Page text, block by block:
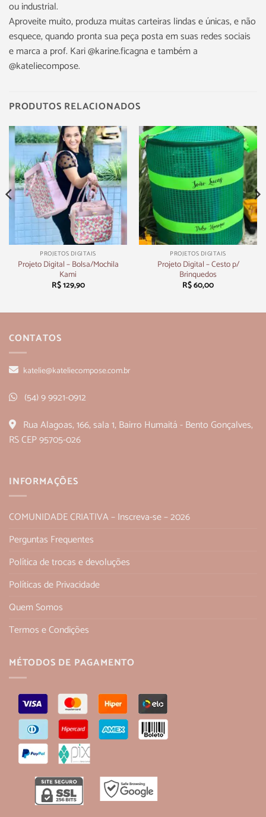
ou industrial.
Aproveite muito, produza muitas carteiras lindas e únicas, e não
esquece, quando pronta sua peça posta em suas redes sociais
e marca a prof. Kari @karine.ficagna e também a
@kateliecompose.
PRODUTOS RELACIONADOS
PROJETOS DIGITAIS
Projeto Digital – Bolsa/Mochila
Kami
R$129,90
PROJETOS DIGITAIS
Projeto Digital – Cesto p/
Brinquedos
R$60,00
CONTATOS
katelie@kateliecompose.com.br
(54) 9 9921-0912
Rua Alagoas, 166, sala 1, Bairro Humaitá - Bento Gonçalves,
RS CEP 95705-026
INFORMAÇÕES
COMUNIDADE CRIATIVA – Inscreva-se – 2026
Perguntas Frequentes
Política de trocas e devoluções
Políticas de Privacidade
Quem Somos
Termos e Condições
MÉTODOS DE PAGAMENTO